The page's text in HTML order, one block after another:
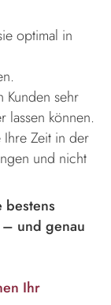
optimal in
Kunden sehr
lassen können.
Ihre Zeit in der
und nicht
bestens
und genau
Ihr